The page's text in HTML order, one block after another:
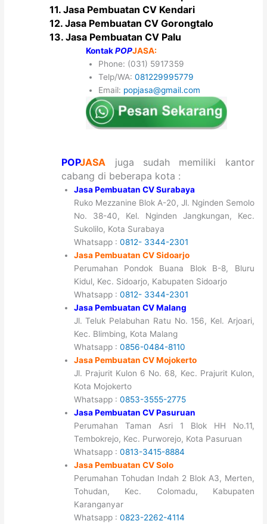
11. Jasa Pembuatan CV Kendari
12. Jasa Pembuatan CV Gorongtalo
13. Jasa Pembuatan CV Palu
KontakPOPJASA:
Phone: (031) 5917359
Telp/WA: 081229995779
Email: popjasa@gmail.com
POPJASA juga sudah memiliki kantor
cabang di beberapa kota :
Jasa Pembuatan CV Surabaya
Ruko Mezzanine Blok A-20, Jl. Nginden Semolo
No. 38-40, Kel. Nginden Jangkungan, Kec.
Sukolilo, Kota Surabaya
Whatsapp : 0812- 3344-2301
Jasa Pembuatan CV Sidoarjo
Perumahan Pondok Buana Blok B-8, Bluru
Kidul, Kec. Sidoarjo, Kabupaten Sidoarjo
Whatsapp : 0812- 3344-2301
Jasa Pembuatan CV Malang
Jl. Teluk Pelabuhan Ratu No. 156, Kel. Arjoari,
Kec. Blimbing, Kota Malang
Whatsapp : 0856-0484-8110
Jasa Pembuatan CV Mojokerto
Jl. Prajurit Kulon 6 No. 68, Kec. Prajurit Kulon,
Kota Mojokerto
Whatsapp : 0853-3555-2775
Jasa Pembuatan CV Pasuruan
Perumahan Taman Asri 1 Blok HH No.11,
Tembokrejo, Kec. Purworejo, Kota Pasuruan
Whatsapp : 0813-3415-8884
Jasa Pembuatan CV Solo
Perumahan Tohudan Indah 2 Blok A3, Merten,
Tohudan, Kec. Colomadu, Kabupaten
Karanganyar
Whatsapp : 0823-2262-4114